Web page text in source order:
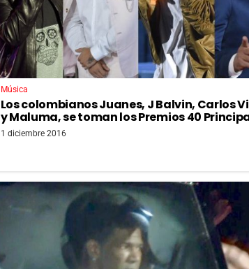
Música
Los colombianos Juanes, J Balvin, Carlos
y Maluma, se toman los Premios 40
1 diciembre 2016